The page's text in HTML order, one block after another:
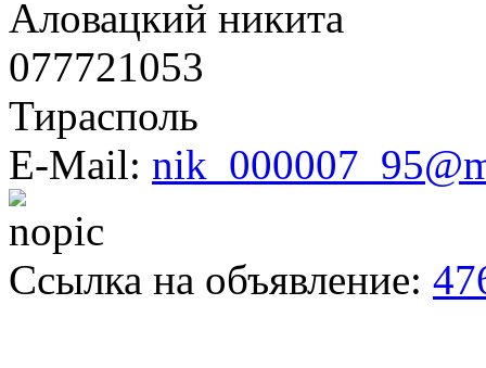
Аловацкий никита
077721053
Тирасполь
E-Mail:
Ссылка на объявление: